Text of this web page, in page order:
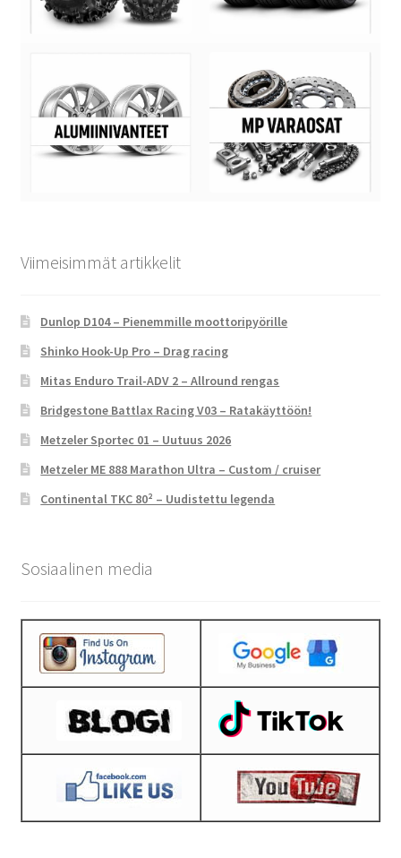
Viimeisimmät artikkelit
Dunlop D104 – Pienemmille moottoripyörille
Shinko Hook-Up Pro – Drag racing
Mitas Enduro Trail-ADV 2 – Allround rengas
Bridgestone Battlax Racing V03 – Ratakäyttöön!
Metzeler Sportec 01 – Uutuus 2026
Metzeler ME 888 Marathon Ultra – Custom / cruiser
Continental TKC 80² – Uudistettu legenda
Sosiaalinen media